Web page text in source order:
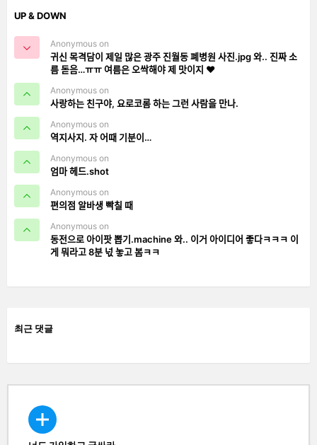
UP & DOWN
Anonymous on
귀신 목격담이 제일 많은 광주 진월동 폐병원 사진.jpg 와.. 진짜 소
름 돋음…ㅠㅠ 여름은 오싹해야 제 맛이지 ❤️
Anonymous on
사랑하는 친구야, 요로코롬 하는 그런 사람을 만나.
Anonymous on
역지사지. 자 어때 기분이…
Anonymous on
엄마 헤드.shot
Anonymous on
편의점 알바생 빡칠 때
Anonymous on
동전으로 아이팟 뽑기.machine 와.. 이거 아이디어 좋다ㅋㅋㅋ 이
게 뭐라고 8분 넋 놓고 봄ㅋㅋ
최근 댓글